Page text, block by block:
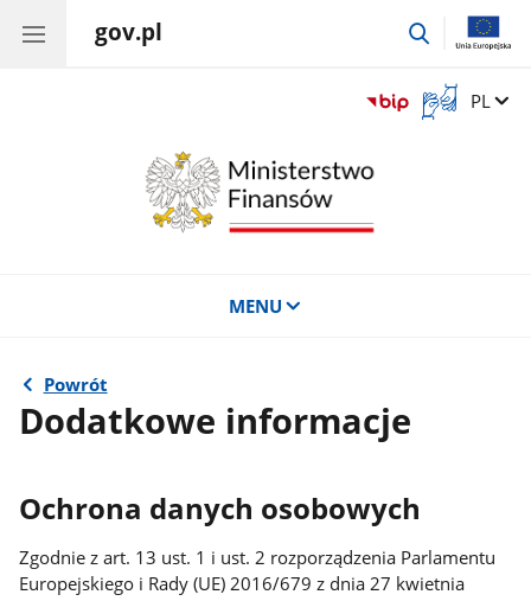
gov.pl
przejdź
Otwórz
okno
Zmień
PL
MENU
Powrót
Dodatkowe informacje
Ochrona danych osobowych
Zgodnie z art. 13 ust. 1 i ust. 2 rozporządzenia Parlamentu
Europejskiego i Rady (UE) 2016/679 z dnia 27 kwietnia